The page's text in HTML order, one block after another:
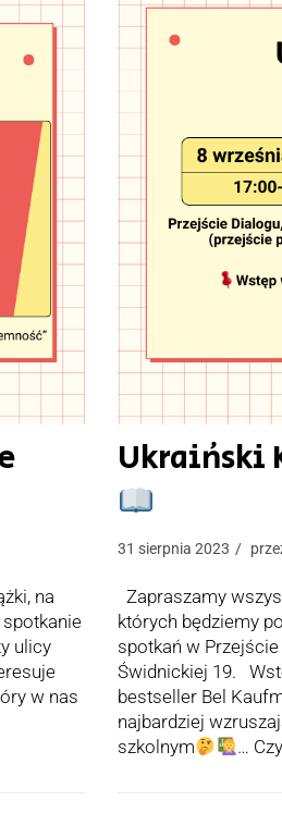
na
spotkanie
ulicy
w nas
Ukraiński
31 sierpnia 2023
Zapraszamy
których będziemy
spotkań w
Świdnickiej 19.
bestseller Bel
najbardziej
szkolnym
…